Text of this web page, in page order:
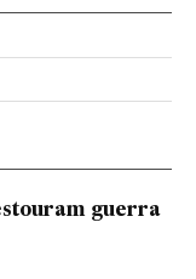
guerra